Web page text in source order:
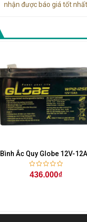
nhận được báo giá tốt nhất
Bình Ắc Quy Globe 12V-
436.000₫